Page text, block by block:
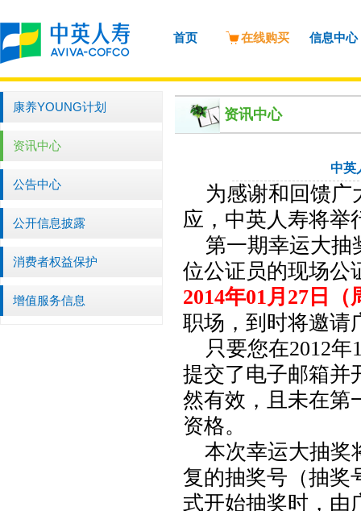
首页 在线购买 信息中心
康养YOUNG计划
资讯中心
公告中心
公开信息披露
消费者权益保护
增值服务信息
资讯中心
中英
为感谢和回馈广
应，中英人寿将举
第一期幸运大抽
位公证员的现场公
2014年01月 27 日（
职场，到时将邀请
只要您在2012年
提交了电子邮箱并
然有效，且未在第
资格。
本次幸运大抽奖
复的抽奖号（抽奖
式开始抽奖时，由